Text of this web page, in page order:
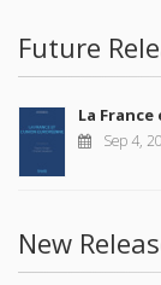
Future
La
Sep 4,
New